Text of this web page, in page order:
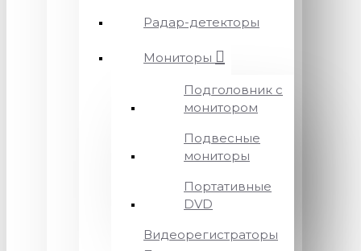
Радар-детекторы
Мониторы
Подголовник с
монитором
Подвесные
мониторы
Портативные
DVD
Видеорегистраторы